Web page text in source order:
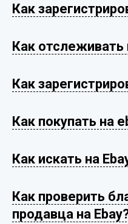
Как
Как отслеживать
Как
Как покупать на
Как искать на
Как проверить
продавца на